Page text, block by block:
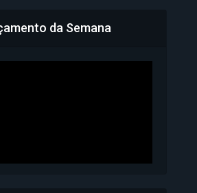
inicia emissão da
da Semana